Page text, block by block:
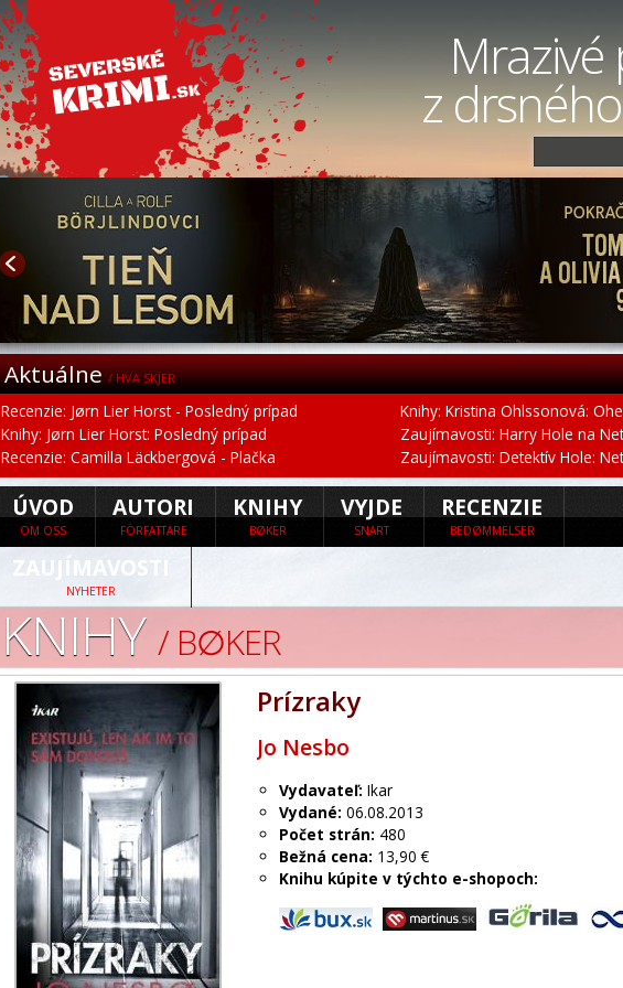
Mrazivé
z
Aktuálne/ HVA SKJER
Recenzie: Jørn Lier Horst - Posledný prípad
Knihy: Jørn Lier Horst: Posledný prípad
Recenzie: Camilla Läckbergová - Plačka
Knihy: Kristina Ohlssonová:
Zaujímavosti: Harry Hole na
Zaujímavosti: Detektív Hole:
ÚVOD
OM OSS
AUTORI
FÖRFATTARE
KNIHY
BØKER
VYJDE
SNART
RECENZIE
BEDØMMELSER
ZAUJÍMAVOSTI
NYHETER
KNIHY / B∅KER
Prízraky
Jo Nesbo
Vydavateľ: Ikar
Vydané: 06.08.2013
Počet strán: 480
Bežná cena: 13,90 €
Knihu kúpite v týchto e-shopoch: